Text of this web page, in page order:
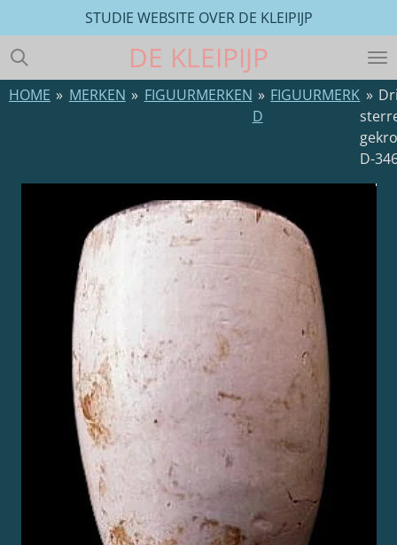
direct
naar
de
hoofdinhoud
DE KLEIPIJP
STUDIE WEBSITE OVER DE KLEIPIJP
HOME » MERKEN » FIGUURMERKEN » FIGUURMERK
D
»
D-